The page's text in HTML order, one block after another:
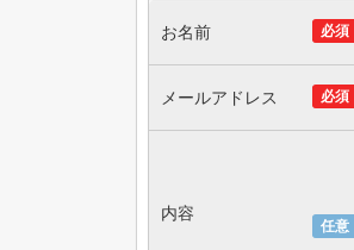
必須
お名前
必須
メールアドレス
任意
内容